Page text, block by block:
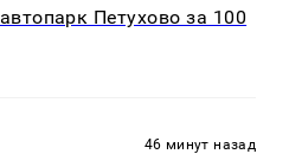
Петухово за 100
46 минут назад